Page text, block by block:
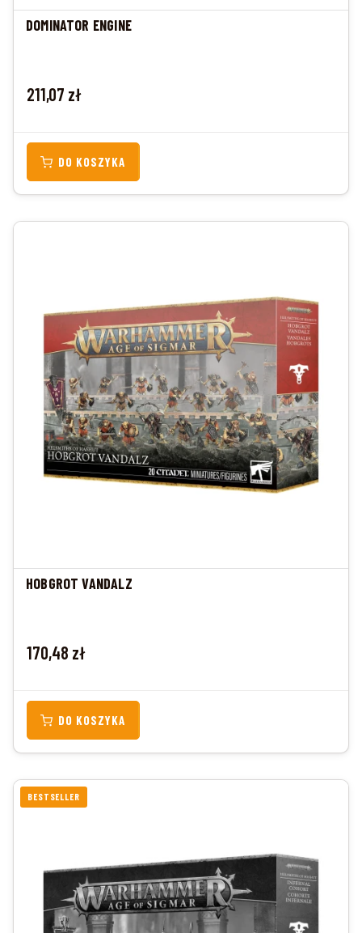
DOMINATOR ENGINE
Cena
211,07 zł
DO KOSZYKA
HOBGROT VANDALZ
Cena
170,48 zł
DO KOSZYKA
BESTSELLER